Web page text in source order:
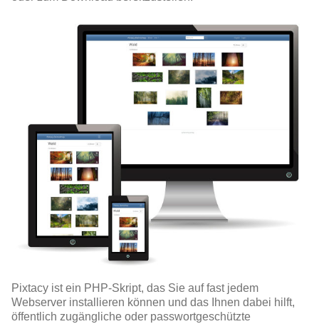
Pixtacy ist ein PHP-Skript, das Sie auf fast jedem
Webserver installieren können und das Ihnen dabei hilft,
öffentlich zugängliche oder passwortgeschützte